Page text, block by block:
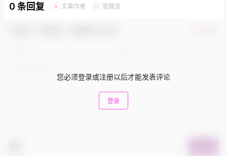
0 条回复 A 文章作者 M 管理员
您必须登录或注册以后才能发表评论
登录